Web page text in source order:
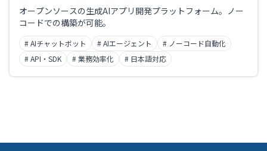
オープンソースの生成AIアプリ開発プラットフォーム。ノー
コードでの構築が可能。
# AIチャットボット # AIエージェント
# ノーコード自動化
# API・SDK
# 業務効率化 # 日本語対応